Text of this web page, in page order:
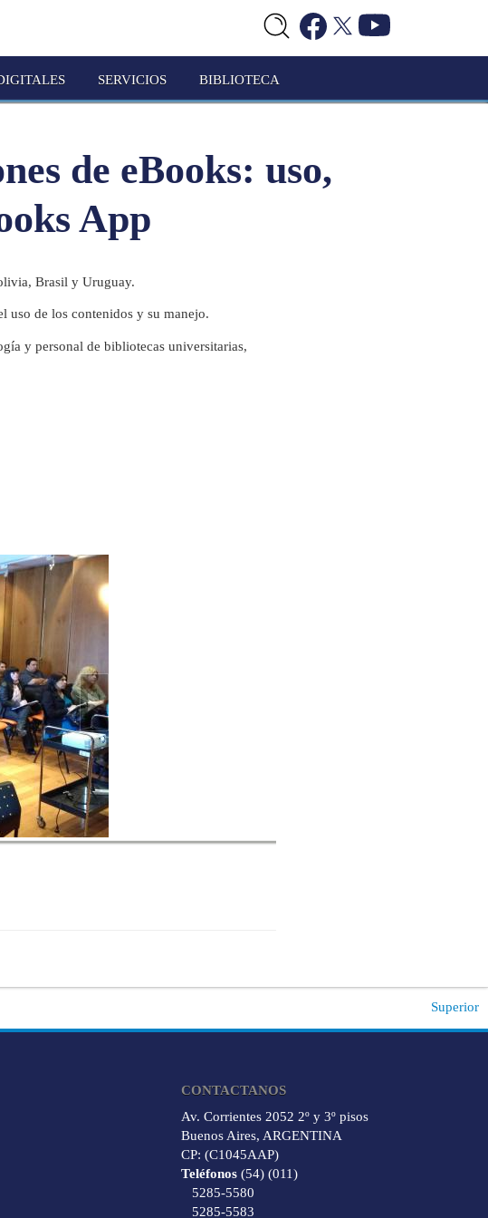
SERVICIOS BIBLIOTECA
de eBooks: uso,
App
Brasil y Uruguay.
uso de los contenidos y su manejo.
y personal de bibliotecas universitarias,
Superior
CONTACTANOS
Av. Corrientes 2052 2º y 3º pisos
Buenos Aires, ARGENTINA
CP: (C1045AAP)
Teléfonos(54) (011)
5285-5580
5285-5583